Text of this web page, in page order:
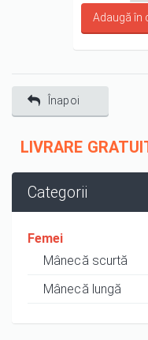
Înapoi
LIVRARE
Categorii
Femei
Mânecă scurtă
Mânecă lungă